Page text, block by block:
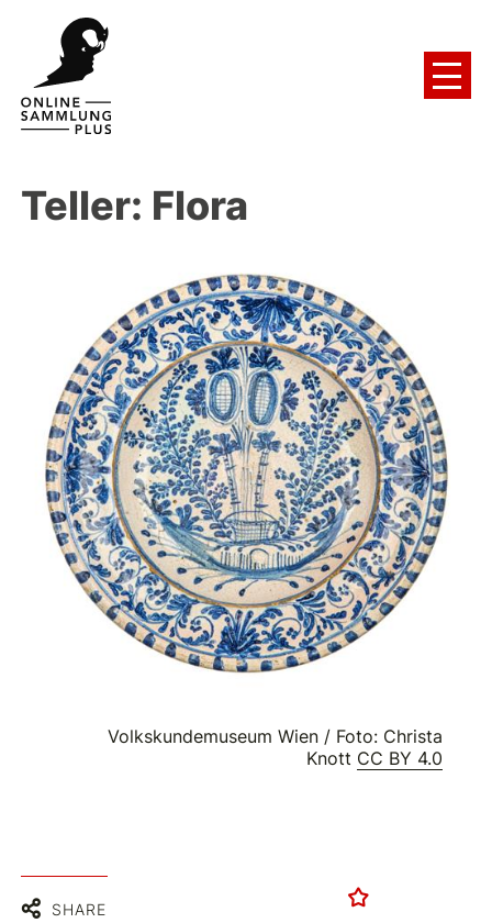
Teller: Flora
Volkskundemuseum Wien / Foto: Christa
Knott CC BY 4.0
SHARE